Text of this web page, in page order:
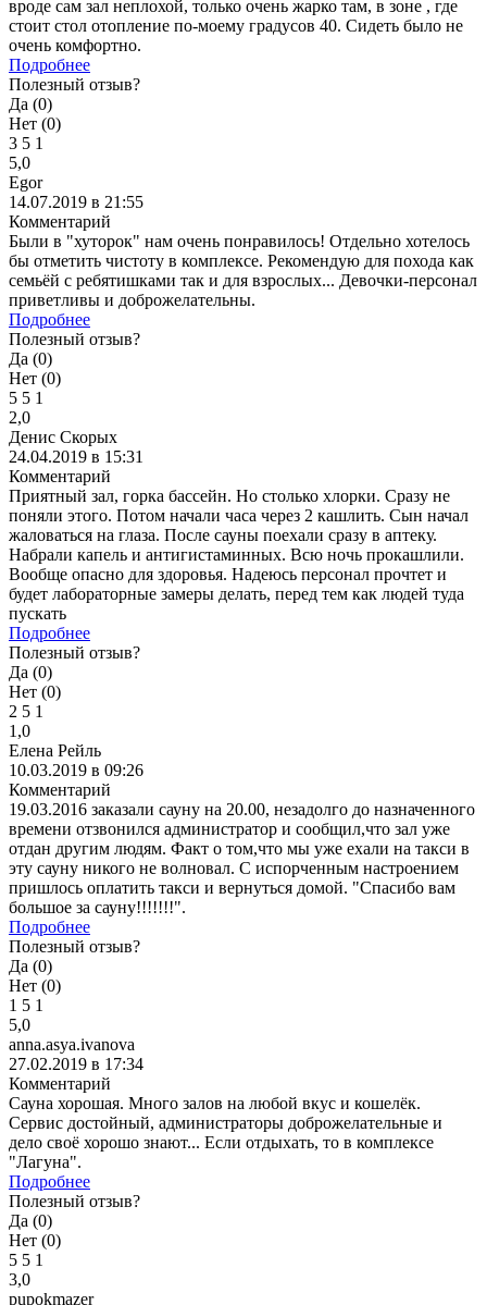
вроде сам зал неплохой, только очень жарко там, в зоне , где
стоит стол отопление по-моему градусов 40. Сидеть было не
очень комфортно.
Подробнее
Полезный отзыв?
Да (0)
Нет (0)
3 5 1
5,0
Egor
14.07.2019 в 21:55
Комментарий
Были в "хуторок" нам очень понравилось! Отдельно хотелось
бы отметить чистоту в комплексе. Рекомендую для похода как
семьёй с ребятишками так и для взрослых... Девочки-персонал
приветливы и доброжелательны.
Подробнее
Полезный отзыв?
Да (0)
Нет (0)
5 5 1
2,0
Денис Скорых
24.04.2019 в 15:31
Комментарий
Приятный зал, горка бассейн. Но столько хлорки. Сразу не
поняли этого. Потом начали часа через 2 кашлить. Сын начал
жаловаться на глаза. После сауны поехали сразу в аптеку.
Набрали капель и антигистаминных. Всю ночь прокашлили.
Вообще опасно для здоровья. Надеюсь персонал прочтет и
будет лабораторные замеры делать, перед тем как людей туда
пускать
Подробнее
Полезный отзыв?
Да (0)
Нет (0)
2 5 1
1,0
Елена Рейль
10.03.2019 в 09:26
Комментарий
19.03.2016 заказали сауну на 20.00, незадолго до назначенного
времени отзвонился администратор и сообщил,что зал уже
отдан другим людям. Факт о том,что мы уже ехали на такси в
эту сауну никого не волновал. С испорченным настроением
пришлось оплатить такси и вернуться домой. "Спасибо вам
большое за сауну!!!!!!!".
Подробнее
Полезный отзыв?
Да (0)
Нет (0)
1 5 1
5,0
anna.asya.ivanova
27.02.2019 в 17:34
Комментарий
Сауна хорошая. Много залов на любой вкус и кошелёк.
Сервис достойный, администраторы доброжелательные и
дело своё хорошо знают... Если отдыхать, то в комплексе
"Лагуна".
Подробнее
Полезный отзыв?
Да (0)
Нет (0)
5 5 1
3,0
pupokmazer